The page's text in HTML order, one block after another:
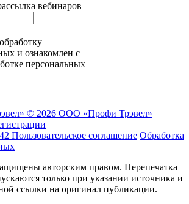
вебинаров
и ознакомлен с
персональных
© 2026 ООО «Профи Трэвeл»
Пользовательское соглашение Обработка
авторским правом. Перепечатка
только при указании источника и
ссылки на оригинал публикации.